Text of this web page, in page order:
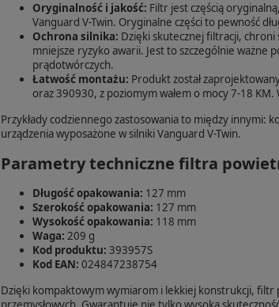
Oryginalność i jakość: Filtr jest częścią
Vanguard V-Twin. Oryginalne części to pewność
Ochrona silnika: Dzięki skutecznej filtracji, chroni
mniejsze ryzyko awarii. Jest to szczególnie
prądotwórczych.
Łatwość montażu: Produkt został
oraz 390930, z poziomym wałem o mocy 7-18
Przykłady codziennego zastosowania to między
urządzenia wyposażone w silniki Vanguard V-Twin.
Parametry techniczne filtra
Długość opakowania: 127 mm
Szerokość opakowania: 127 mm
Wysokość opakowania: 118 mm
Waga: 209 g
Kod produktu: 393957S
Kod EAN: 024847238754
Dzięki kompaktowym wymiarom i lekkiej konstrukcji, filtr